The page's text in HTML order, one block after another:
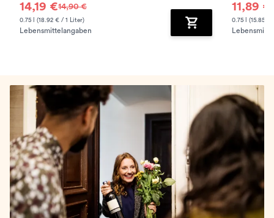
14,19 €14,90 €
0.75 l (18.92 € / 1 Liter)
Lebensmittelangaben Zum Warenkorb
11,89 €
0.75 l (15.85 €